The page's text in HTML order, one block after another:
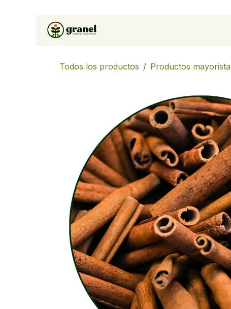
Ir al contenido
Todos los productos Productos mayorista